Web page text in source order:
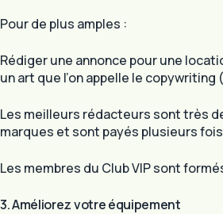
Pour de plus amples :
Rédiger une annonce pour une
un art que l’on appelle le copywriting
Les meilleurs rédacteurs sont très
marques et sont payés plusieurs
Les membres du Club VIP sont
3. Améliorez votre équipement